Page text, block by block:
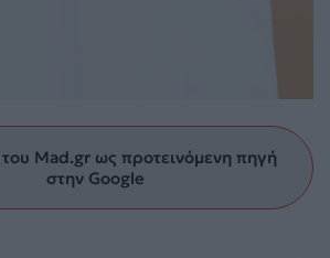
Mad.gr ως προτεινόμενη πηγή
στην Google